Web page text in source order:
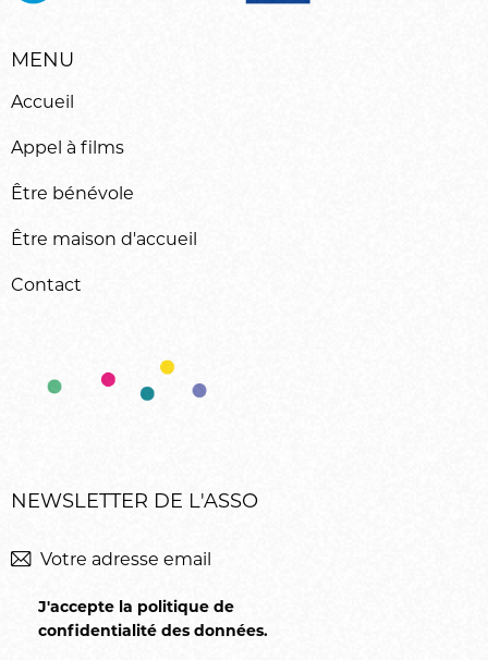
MENU
Accueil
Appel à films
Être bénévole
Être maison d'accueil
Contact
NEWSLETTER DE L'ASSO
J'accepte la politique de
confidentialité des données.